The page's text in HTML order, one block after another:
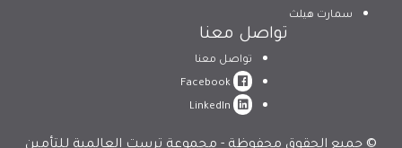
سمارت هيلث
تواصل معنا
تواصل معنا
Facebook
LinkedIn